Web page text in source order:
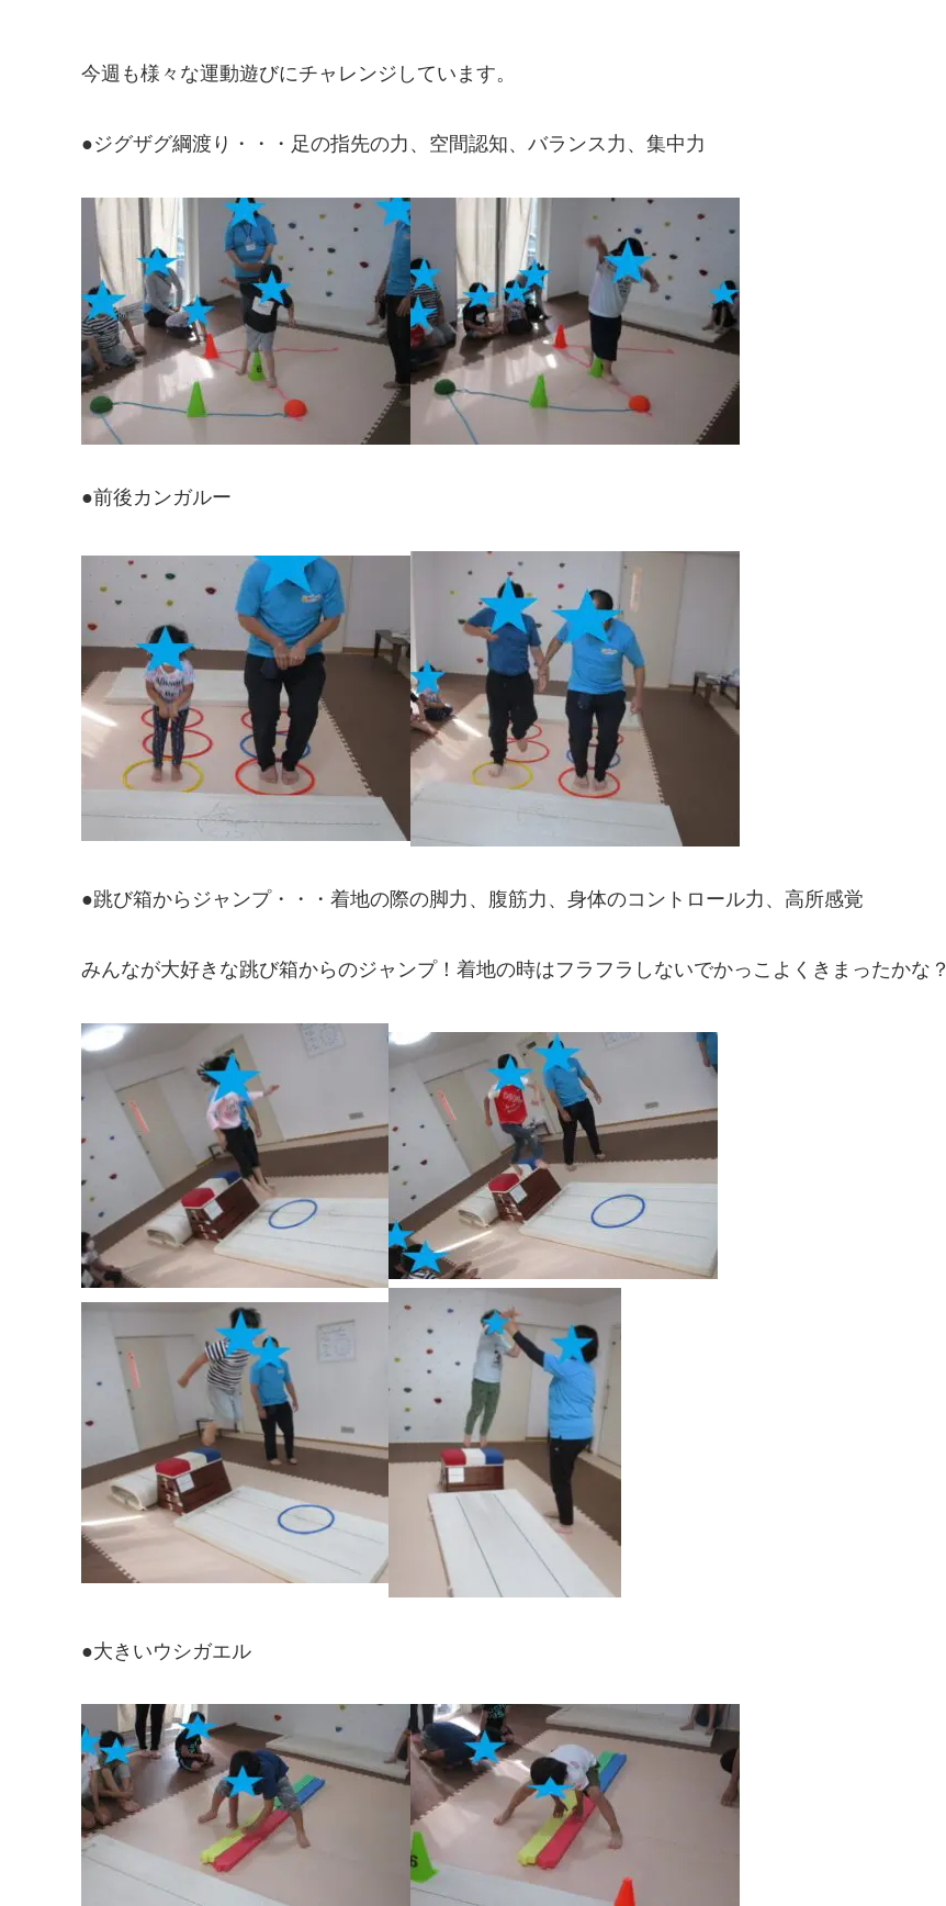
今週も様々な運動遊びにチャレンジしています。
●ジグザグ綱渡り・・・足の指先の力、空間認知、バランス力、集中力
●前後カンガルー
●跳び箱からジャンプ・・・着地の際の脚力、腹筋力、身体のコントロール力、高所感覚
みんなが大好きな跳び箱からのジャンプ！着地の時はフラフラしないでかっこよくきまったかな？
●大きいウシガエル